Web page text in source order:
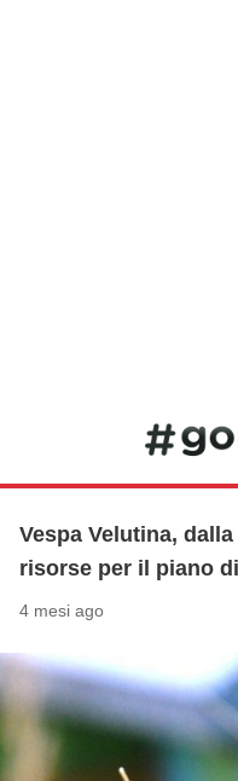
Vespa Velutina,
risorse per il piano
4 mesi ago